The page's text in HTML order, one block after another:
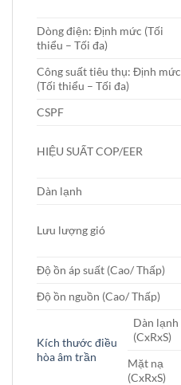
Dòng điện: Định mức (Tối
thiểu – Tối đa)
Công suất tiêu thụ: Định mức
(Tối thiểu – Tối đa)
CSPF
HIỆU SUẤT COP/EER
Dàn lạnh
Lưu lượng gió
Độ ồn áp suất (Cao/ Thấp)
Độ ồn nguồn (Cao/ Thấp)
Kích thước điều
hòa âm trần
Dàn lạnh
(CxRxS)
Mặt nạ
(CxRxS)